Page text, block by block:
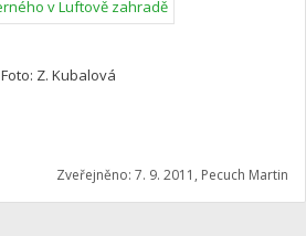
Foto: Z. Kubalová
Zveřejněno: 7. 9. 2011, Pecuch Martin